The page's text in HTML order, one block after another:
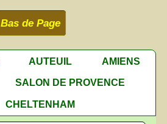
Bas de Page
AUTEUIL
AMIENS
SALON DE PROVENCE
CHELTENHAM